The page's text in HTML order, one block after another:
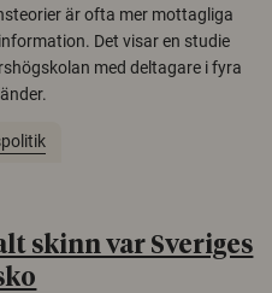
är ofta mer mottagliga
Det visar en studie
med deltagare i fyra
skinn var Sveriges